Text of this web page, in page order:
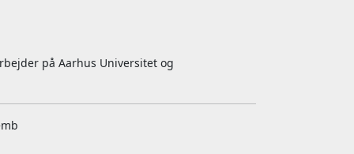
på Aarhus Universitet og